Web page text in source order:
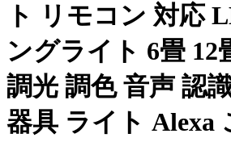
ト リモコン 対応
ングライト 6畳 12
調光 調色 音声 認
器具 ライト Alexa